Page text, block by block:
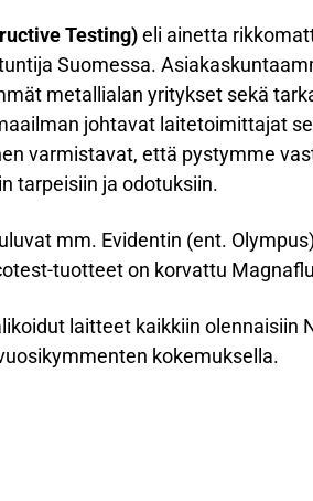
Testing)eli ainetta
Suomessa.
metallialan yritykset sekä
johtavat laitetoimittajat
varmistavat, että pystymme
tarpeisiin ja odotuksiin.
mm. Evidentin (ent.
tuotteet on korvattu
laitteet kaikkiin olennaisiin
kokemuksella.